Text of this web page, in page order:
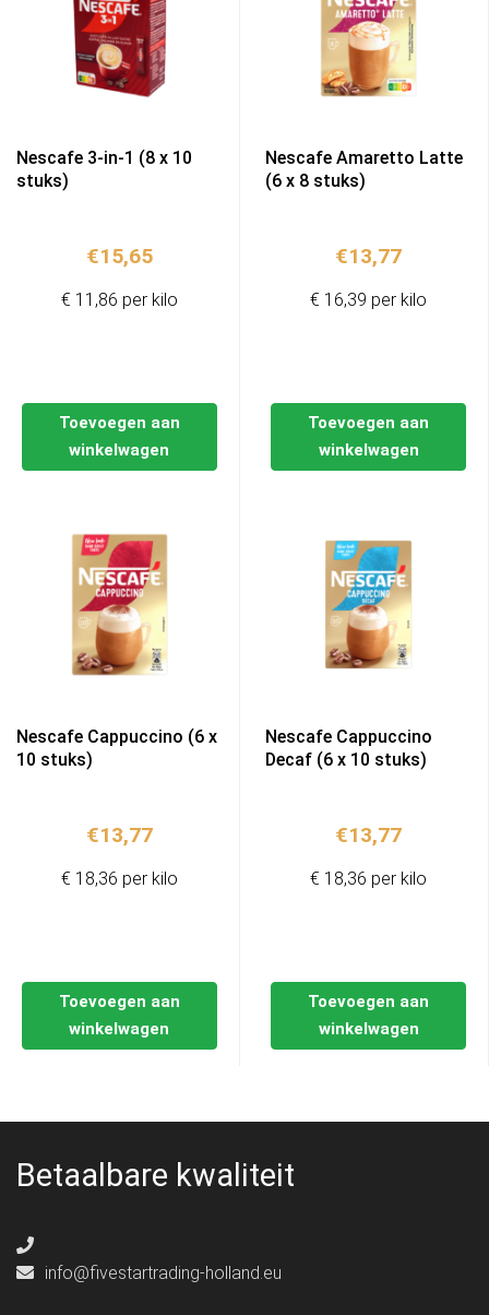
Nescafe 3-in-1 (8 x 10
stuks)
€15,65
Toevoegen aan
winkelwagen
€ 11,86 per kilo
Nescafe Amaretto Latte
(6 x 8 stuks)
€13,77
Toevoegen aan
winkelwagen
€ 16,39 per kilo
Nescafe Cappuccino (6 x
10 stuks)
€13,77
Toevoegen aan
winkelwagen
€ 18,36 per kilo
Nescafe Cappuccino
Decaf (6 x 10 stuks)
€13,77
Toevoegen aan
winkelwagen
€ 18,36 per kilo
Betaalbare kwaliteit
info@fivestartrading-holland.eu